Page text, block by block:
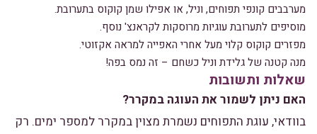
מערבבים קונפי תפוחים, וניל, או אפילו שמן קוקוס בתערובת.
מוסיפים לתערובת עוגיות מרוסקות לקראנצ' נוסף.
מפזרים קוקוס קלוי מעל אחרי האפייה למראה אקזוטי.
מנה קטנה של גלידת וניל כשחם – זה נמס בפה!
שאלות ותשובות
האם ניתן לשמור את העוגה במקרר?
בוודאי, עוגת התפוחים נשמרת מצוין במקרר למספר ימים. רק